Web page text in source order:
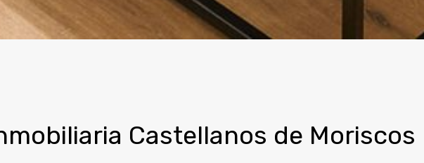
Castellanos de Moriscos